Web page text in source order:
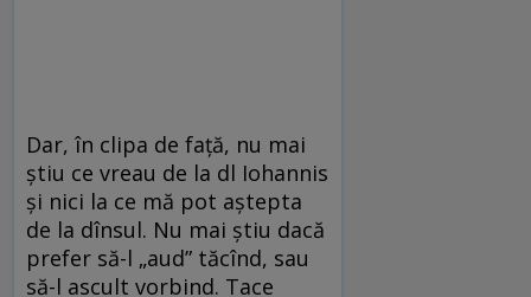
Dar, în clipa de faţă, nu mai
ştiu ce vreau de la dl Iohannis
şi nici la ce mă pot aştepta
de la dînsul. Nu mai ştiu dacă
prefer să-l „aud” tăcînd, sau
să-l ascult vorbind. Tace